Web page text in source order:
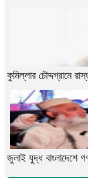
কুমিল্লার চৌদ্দগ্রামে
জুলাই যুদ্ধ বাংলাদেশে